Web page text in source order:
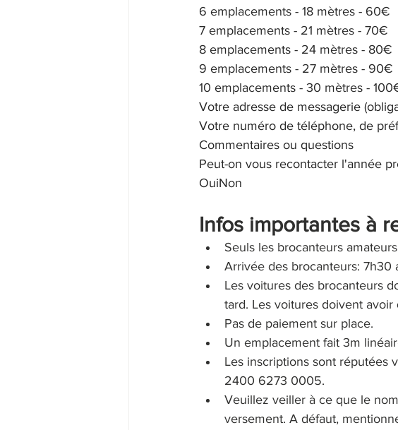
6 emplacements - 18 mètres - 60€
7 emplacements - 21 mètres - 70€
8 emplacements - 24 mètres - 80€
9 emplacements - 27 mètres - 90€
10 emplacements - 30 mètres -
Votre adresse de messagerie
Votre numéro de téléphone, de
Commentaires ou questions
Peut-on vous recontacter l'année
OuiNon
Infos importantes à
Seuls les brocanteurs
Arrivée des brocanteurs: 7h30
Les voitures des brocanteurs
tard. Les voitures doivent
Pas de paiement sur place.
Un emplacement fait 3m
Les inscriptions sont réputées
2400 6273 0005.
Veuillez veiller à ce que le
versement. A défaut,